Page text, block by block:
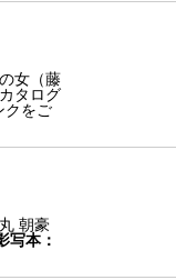
女（藤
タログ
クをご
朝豪
写本：